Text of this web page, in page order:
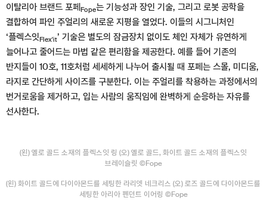
이탈리아 브랜드 포페Fope는 기능성과 장인 기술, 그리고 로봇 공학을
결합하여 파인 주얼리의 새로운 지평을 열었다. 이들의 시그니처인
‘플렉스잇Flex'it’ 기술은 별도의 잠금장치 없이도 체인 자체가 유연하게
늘어나고 줄어드는 마법 같은 편리함을 제공한다. 예를 들어 기존의
반지들이 10호, 11호처럼 세세하게 나누어 출시될 때 포페는 스몰, 미디움,
라지로 간단하게 사이즈를 구분한다. 이는 주얼리를 착용하는 과정에서의
번거로움을 제거하고, 입는 사람의 움직임에 완벽하게 순응하는 자유를
선사한다.
(왼) 옐로 골드 소재의 플렉스잇 링 (오) 옐로 골드, 화이트 골드 소재의 플렉스잇
브레이슬릿 ©Fope
(왼) 화이트 골드에 다이아몬드를 세팅한 라리엣 네크리스 (오) 로즈 골드에 다이아몬드를
세팅한 아리아 펜던트 이어링 ©Fope